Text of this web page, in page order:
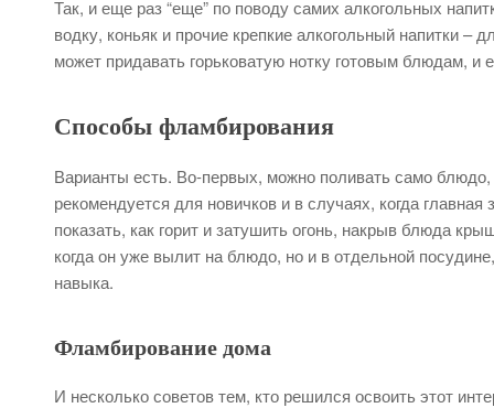
Так, и еще раз “еще” по поводу самих алкогольных
водку, коньяк и прочие крепкие алкогольный напитки
может придавать горьковатую нотку готовым блюдам,
Способы фламбирования
Варианты есть. Во-первых, можно поливать само
рекомендуется для новичков и в случаях, когда
показать, как горит и затушить огонь, накрыв блюда
когда он уже вылит на блюдо, но и в отдельной
навыка.
Фламбирование дома
И несколько советов тем, кто решился освоить этот